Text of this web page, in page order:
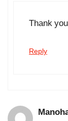
Thank
Reply